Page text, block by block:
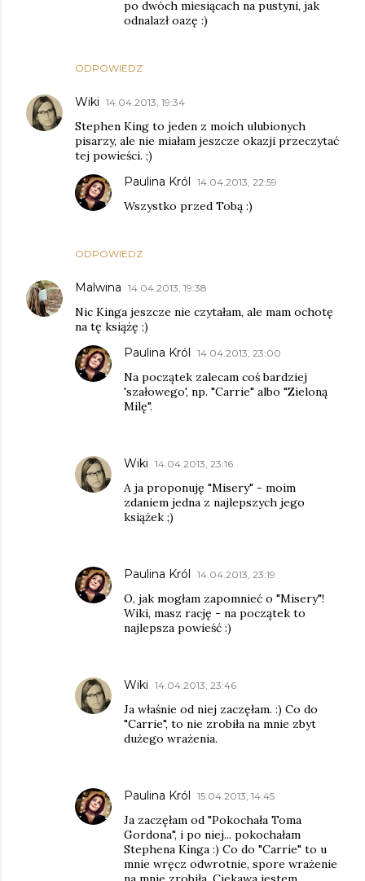
ODPOWIEDZ
po dwóch miesiącach na pustyni, jak
odnalazł oazę :)
Wiki 14.04.2013, 19:34
Stephen King to jeden z moich ulubionych
pisarzy, ale nie miałam jeszcze okazji przeczytać
tej powieści. ;)
ODPOWIEDZ
Paulina Król 14.04.2013, 22:59
Wszystko przed Tobą :)
Malwina 14.04.2013, 19:38
Nic Kinga jeszcze nie czytałam, ale mam ochotę
na tę książę ;)
Paulina Król 14.04.2013, 23:00
Na początek zalecam coś bardziej
'szałowego', np. "Carrie" albo "Zieloną
Milę".
Wiki 14.04.2013, 23:16
A ja proponuję "Misery" - moim
zdaniem jedna z najlepszych jego
książek ;)
Paulina Król 14.04.2013, 23:19
O, jak mogłam zapomnieć o "Misery"!
Wiki, masz rację - na początek to
najlepsza powieść :)
Wiki 14.04.2013, 23:46
Ja właśnie od niej zaczęłam. :) Co do
"Carrie", to nie zrobiła na mnie zbyt
dużego wrażenia.
Paulina Król 15.04.2013, 14:45
Ja zaczęłam od "Pokochała Toma
Gordona", i po niej... pokochałam
Stephena Kinga :) Co do "Carrie" to u
mnie wręcz odwrotnie, spore wrażenie